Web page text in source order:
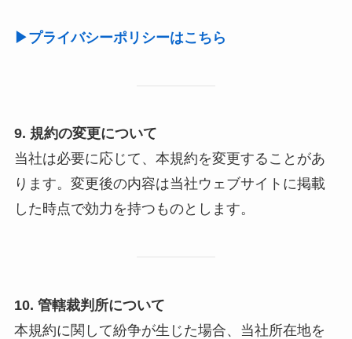
▶プライバシーポリシーはこちら
9. 規約の変更について
当社は必要に応じて、本規約を変更することがあ
ります。変更後の内容は当社ウェブサイトに掲載
した時点で効力を持つものとします。
10. 管轄裁判所について
本規約に関して紛争が生じた場合、当社所在地を